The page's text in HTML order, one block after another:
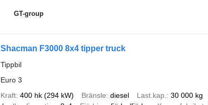
GT-group
Shacman F3000 8x4 tipper truck
Tippbil
Euro 3
Kraft 400 hk (294 kW) Bränsle diesel Last.kap. 30 000 kg